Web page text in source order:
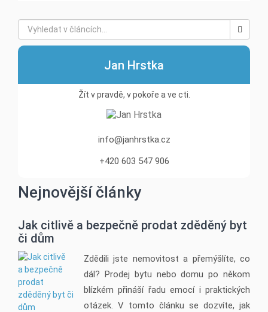
Jan Hrstka
Žít v pravdě, v pokoře a ve cti.
info@janhrstka.cz
+420 603 547 906
Nejnovější články
Jak citlivě a bezpečně prodat zděděný byt
či dům
Zdědili jste nemovitost a přemýšlíte, co
dál? Prodej bytu nebo domu po někom
blízkém přináší řadu emocí i praktických
otázek. V tomto článku se dozvíte, jak